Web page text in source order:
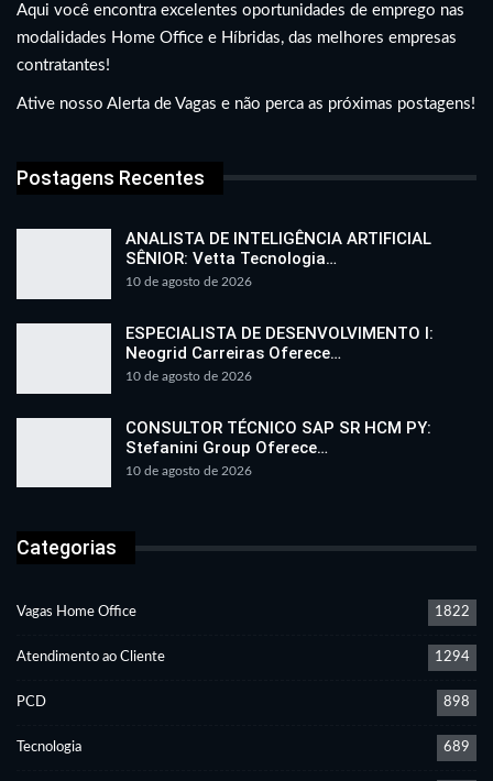
Aqui você encontra excelentes oportunidades de emprego nas
modalidades Home Office e Híbridas, das melhores empresas
contratantes!
Ative nosso Alerta de Vagas e não perca as próximas postagens!
Postagens Recentes
ANALISTA DE INTELIGÊNCIA ARTIFICIAL
SÊNIOR: Vetta Tecnologia…
10 de agosto de 2026
ESPECIALISTA DE DESENVOLVIMENTO I:
Neogrid Carreiras Oferece…
10 de agosto de 2026
CONSULTOR TÉCNICO SAP SR HCM PY:
Stefanini Group Oferece…
10 de agosto de 2026
Categorias
Vagas Home Office 1822
Atendimento ao Cliente 1294
PCD 898
Tecnologia 689